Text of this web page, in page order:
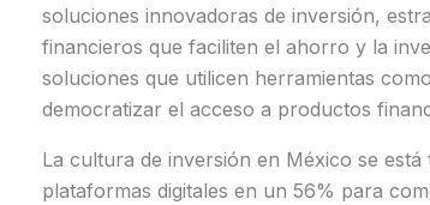
soluciones innovadoras de inversión,
financieros que faciliten el ahorro y la
soluciones que utilicen herramientas
democratizar el acceso a productos
La cultura de inversión en México se
plataformas digitales en un 56% para